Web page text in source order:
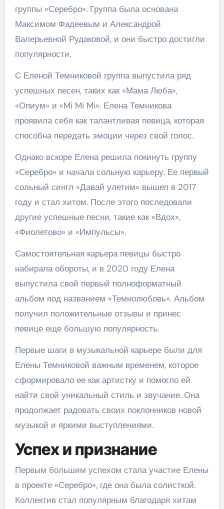
группы «Серебро». Группа была основана
Максимом Фадеевым и Александрой
Валерьевной Рудаковой, и они быстро достигли
популярности.
С Еленой Темниковой группа выпустила ряд
успешных песен, таких как «Мама Люба»,
«Опиум» и «Mi Mi Mi». Елена Темникова
проявила себя как талантливая певица, которая
способна передать эмоции через свой голос.
Однако вскоре Елена решила покинуть группу
«Серебро» и начала сольную карьеру. Ее первый
сольный сингл «Давай улетим» вышел в 2017
году и стал хитом. После этого последовали
другие успешные песни, такие как «Вдох»,
«Фиолетово» и «Импульсы».
Самостоятельная карьера певицы быстро
набирала обороты, и в 2020 году Елена
выпустила свой первый полноформатный
альбом под названием «Темнолюбовь». Альбом
получил положительные отзывы и принес
певице еще большую популярность.
Первые шаги в музыкальной карьере были для
Елены Темниковой важным временем, которое
сформировало ее как артистку и помогло ей
найти свой уникальный стиль и звучание. Она
продолжает радовать своих поклонников новой
музыкой и яркими выступлениями.
Успех и признание
Первым большим успехом стала участие Елены
в проекте «Серебро», где она была солисткой.
Коллектив стал популярным благодаря хитам